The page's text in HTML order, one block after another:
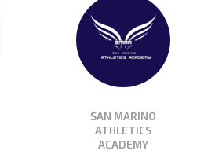
SAN MARINO
ATHLETICS
ACADEMY